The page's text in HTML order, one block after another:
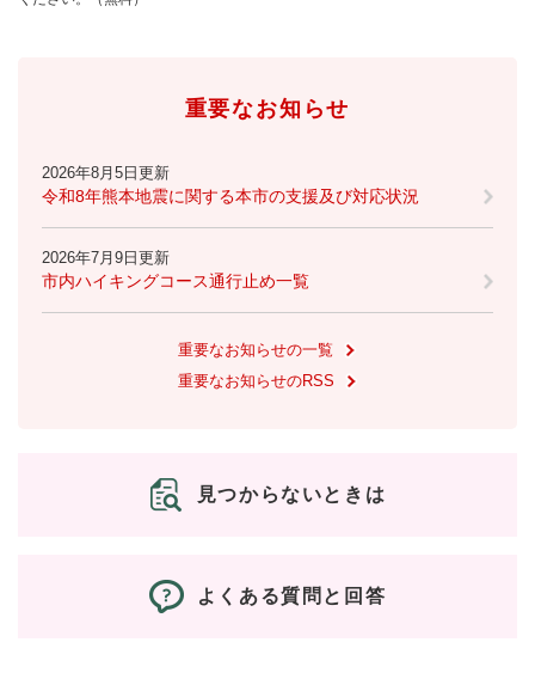
重要なお知らせ
2026年8月5日更新
令和8年熊本地震に関する本市の支援及び対応状況
2026年7月9日更新
市内ハイキングコース通行止め一覧
重要なお知らせの一覧
重要なお知らせのRSS
見つからないときは
よくある質問と回答